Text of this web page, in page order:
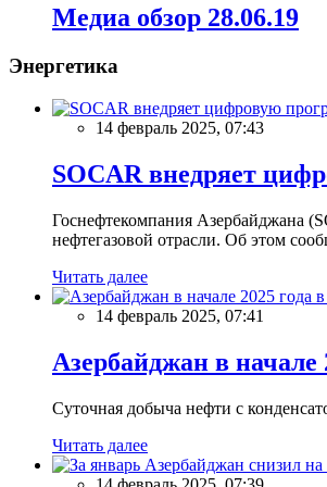
Meдиа обзор 28.06.19
Энергетика
14 февраль 2025, 07:43
SOCAR внедряет
Госнефтекомпания Азербайджана
нефтегазовой отрасли. Об этом
Читать далее
14 февраль 2025, 07:41
Азербайджан в
Суточная добыча нефти с
Читать далее